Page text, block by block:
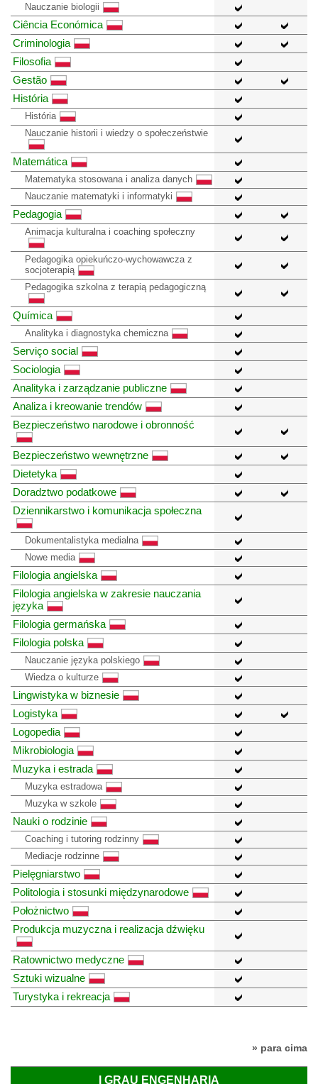
Nauczanie biologii
Ciência Económica
Criminologia
Filosofia
Gestão
História
História
Nauczanie historii i wiedzy o społeczeństwie
Matemática
Matematyka stosowana i analiza danych
Nauczanie matematyki i informatyki
Pedagogia
Animacja kulturalna i coaching społeczny
Pedagogika opiekuńczo-wychowawcza z
socjoterapią
Pedagogika szkolna z terapią pedagogiczną
Química
Analityka i diagnostyka chemiczna
Serviço social
Sociologia
Analityka i zarządzanie publiczne
Analiza i kreowanie trendów
Bezpieczeństwo narodowe i obronność
Bezpieczeństwo wewnętrzne
Dietetyka
Doradztwo podatkowe
Dziennikarstwo i komunikacja społeczna
Dokumentalistyka medialna
Nowe media
Filologia angielska
Filologia angielska w zakresie nauczania
języka
Filologia germańska
Filologia polska
Nauczanie języka polskiego
Wiedza o kulturze
Lingwistyka w biznesie
Logistyka
Logopedia
Mikrobiologia
Muzyka i estrada
Muzyka estradowa
Muzyka w szkole
Nauki o rodzinie
Coaching i tutoring rodzinny
Mediacje rodzinne
Pielęgniarstwo
Politologia i stosunki międzynarodowe
Położnictwo
Produkcja muzyczna i realizacja dźwięku
Ratownictwo medyczne
Sztuki wizualne
Turystyka i rekreacja
» para cima
I GRAU ENGENHARIA